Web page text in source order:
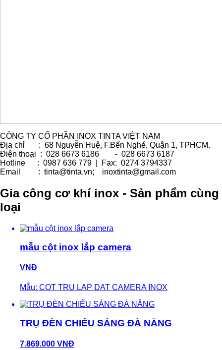
CÔNG TY CỔ PHẦN INOX TINTA VIỆT NAM
Địa chỉ : 68 Nguyễn Huệ, F.Bến Nghé, Quận 1, TPHCM.
Điện thoại : 028 6673 6186 - 028 6673 6187
Hotline : 0987 636 779 | Fax: 0274 3794337
Email : tinta@tinta.vn; inoxtinta@gmail.com
Gia công cơ khí inox - Sản phẩm cùng
loại
mẫu cột inox lắp camera
VNĐ
Mẫu: COT TRU LAP DAT CAMERA INOX
TRỤ ĐÈN CHIẾU SÁNG ĐÀ NẴNG
7.869.000 VNĐ